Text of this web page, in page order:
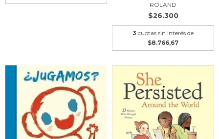
ROLAND
$26.300
3 cuotas sin interés de
$8.766,67